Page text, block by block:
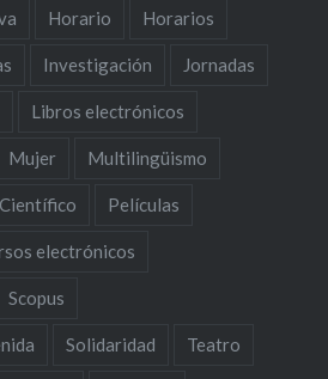
Horario Horarios
Investigación Jornadas
Libros electrónicos
Mujer Multilingüismo
Películas
electrónicos
Scopus
Solidaridad Teatro